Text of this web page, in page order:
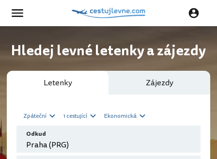
Hledej levné letenky a zájezdy
Letenky Zájezdy
Zpáteční 1 cestující Ekonomická
Odkud